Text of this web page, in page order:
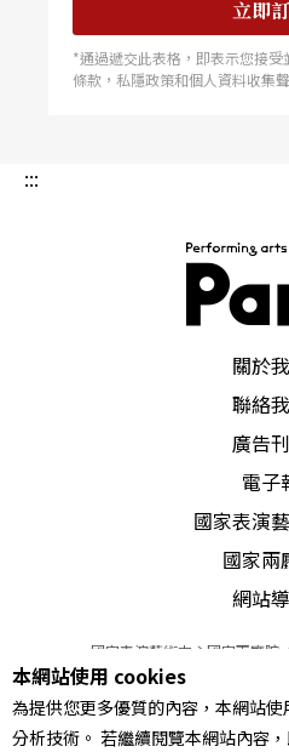
立即
*通過遞交此表格，即表示您接
條款，私隱政策和個人資料收集
:::
關於
聯絡
廣告
電子
國家表演
國家兩
網站
國家表演藝術中心國家兩廳院
© 2022Performing arts
統一編號 Tax Id
本站所提供相關演出資訊，如有
本網站使用 cookies
為提供您更多優質的內容，本網站
分析技術。 若繼續閱覽本網站內容